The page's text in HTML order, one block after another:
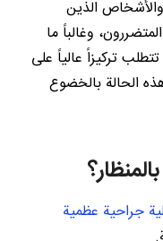
الذين
وغالباً ما
تركيزاً عالياً على
الحالة بالخضوع
جراحية عظمية